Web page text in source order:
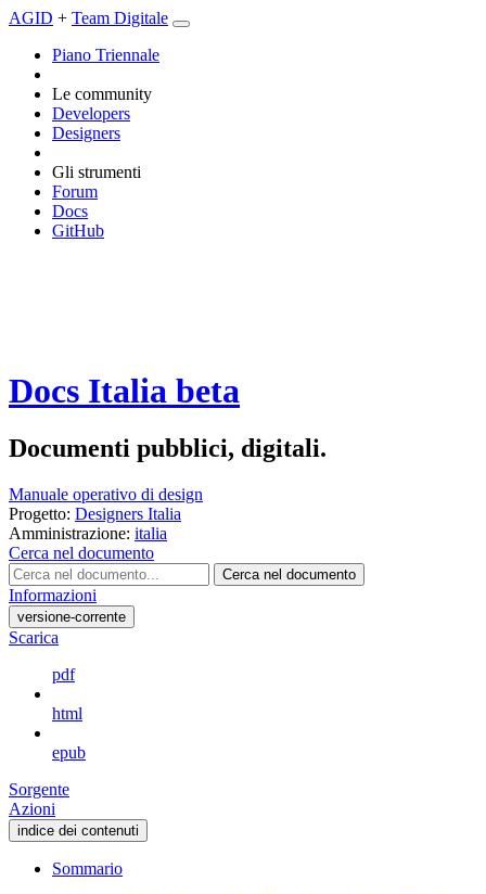
AGID + Team Digitale
Piano Triennale
Le community
Developers
Designers
Gli strumenti
Forum
Docs
GitHub
Docs Italia beta
Documenti pubblici, digitali.
Manuale operativo di design
Progetto: Designers Italia
Amministrazione: italia
Cerca nel documento
Cerca nel documento
Informazioni
versione-corrente
Scarica
pdf
html
epub
Sorgente
Azioni
indice dei contenuti
Sommario